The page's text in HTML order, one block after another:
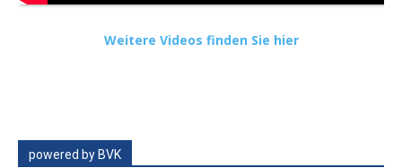
Weitere Videos finden Sie hier
powered by BVK